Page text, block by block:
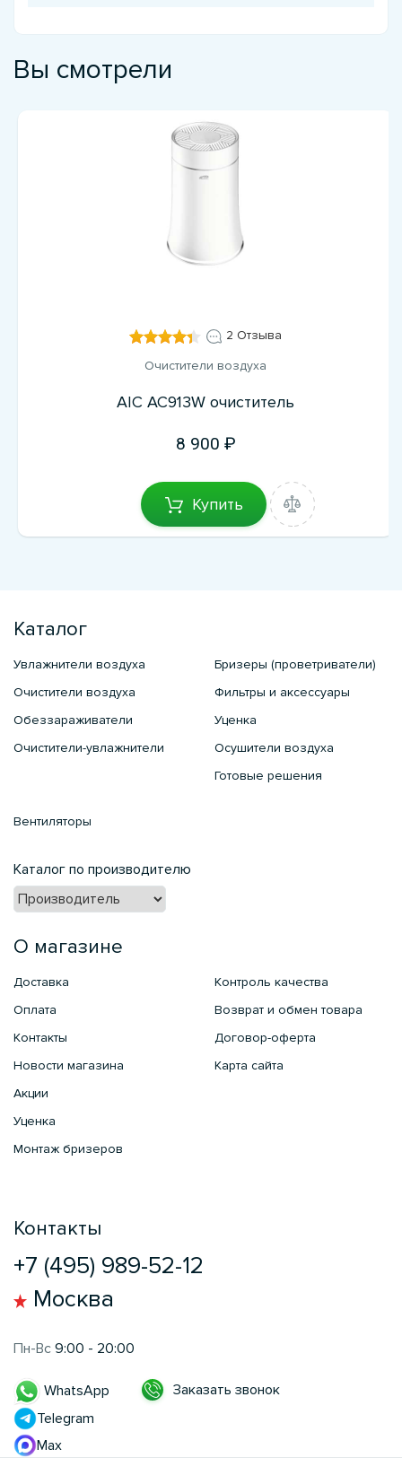
Вы смотрели
2 Отзыва
Очистители воздуха
AIC AC913W очиститель
8 900
Купить
Каталог
Увлажнители воздуха
Очистители воздуха
Обеззараживатели
Очистители-увлажнители
Бризеры (проветриватели)
Фильтры и аксессуары
Уценка
Осушители воздуха
Готовые решения
Вентиляторы
Каталог по производителю
О магазине
Доставка
Оплата
Контакты
Новости магазина
Акции
Уценка
Монтаж бризеров
Контроль качества
Возврат и обмен товара
Договор-оферта
Карта сайта
Контакты
+7 (495) 989-52-12
Москва
Пн-Вс 9:00 - 20:00
WhatsApp
Telegram
Max
Заказать звонок